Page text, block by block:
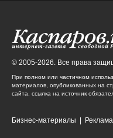
© 2005-2026. Все права
При полном или частичном
материалов, опубликованных на
сайта, ссылка на источник
Бизнес-материалы Реклама